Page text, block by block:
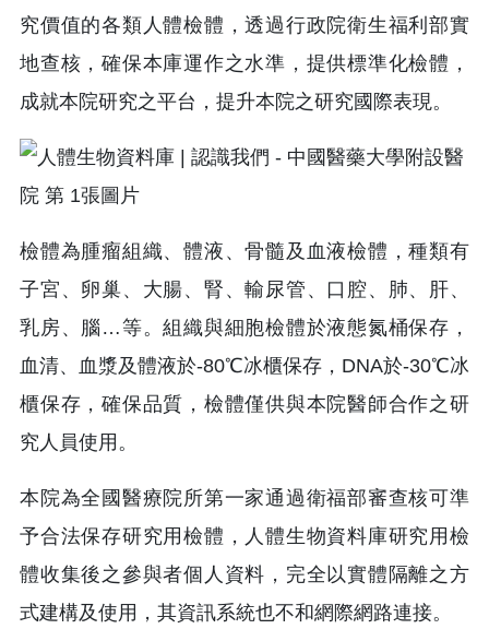
究價值的各類人體檢體，透過行政院衛生福利部實
地查核，確保本庫運作之水準，提供標準化檢體，
成就本院研究之平台，提升本院之研究國際表現。
檢體為腫瘤組織、體液、骨髓及血液檢體，種類有
子宮、卵巢、大腸、腎、輸尿管、口腔、肺、肝、
乳房、腦…等。組織與細胞檢體於液態氮桶保存，
血清、血漿及體液於-80℃冰櫃保存，DNA於-30℃冰
櫃保存，確保品質，檢體僅供與本院醫師合作之研
究人員使用。
本院為全國醫療院所第一家通過衛福部審查核可準
予合法保存研究用檢體，人體生物資料庫研究用檢
體收集後之參與者個人資料，完全以實體隔離之方
式建構及使用，其資訊系統也不和網際網路連接。